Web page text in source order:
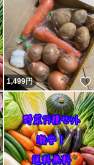
いいね！
1,499円